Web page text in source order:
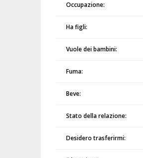
Occupazione:
Ha figli:
Vuole dei bambini:
Fuma:
Beve:
Stato della relazione:
Desidero trasferirmi: